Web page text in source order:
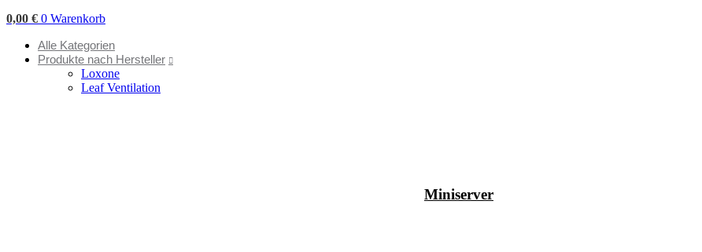
0,00 € 0 Warenkorb
Alle Kategorien
Produkte nach Hersteller
Loxone
Leaf Ventilation
Miniserver